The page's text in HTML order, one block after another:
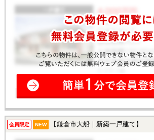
会員限定 NEW 【鎌倉市大船｜新築一戸建て】